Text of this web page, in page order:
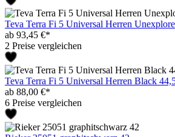
Teva Terra Fi 5 Universal Herren
ab 93,45 €*
2 Preise vergleichen
Teva Terra Fi 5 Universal Herren Black
ab 88,00 €*
6 Preise vergleichen